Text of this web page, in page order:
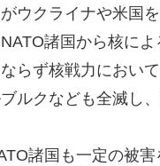
ウクライナや米国
諸国から核に
らず核戦力におい
ルクなども全滅し
諸国も一定の被